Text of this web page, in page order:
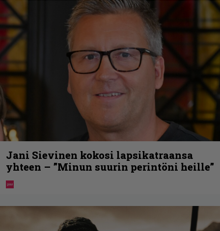
Jani Sievinen kokosi lapsikatraansa
yhteen – ”Minun suurin perintöni heille”